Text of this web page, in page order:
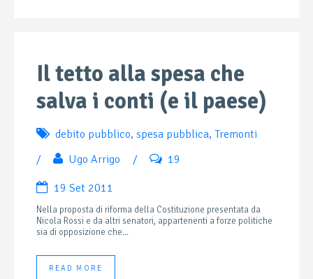
Il tetto alla spesa che
salva i conti (e il paese)
debito pubblico, spesa pubblica, Tremonti
/
Ugo Arrigo / 19
19 Set 2011
Nella proposta di riforma della Costituzione presentata da
Nicola Rossi e da altri senatori, appartenenti a forze politiche
sia di opposizione che...
READ MORE